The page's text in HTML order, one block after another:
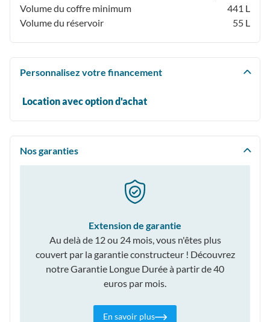
Volume du coffre minimum
441 L
Volume du réservoir
55 L
Personnalisez votre financement
Location avec option d'achat
Nos garanties
Extension de garantie
Au delà de 12 ou 24 mois, vous n'êtes plus
couvert par la garantie constructeur ! Découvrez
notre Garantie Longue Durée à partir de 40
euros par mois.
En savoir plus